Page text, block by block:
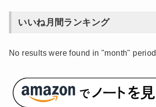
いいね月間ランキング
No results were found in "month" period